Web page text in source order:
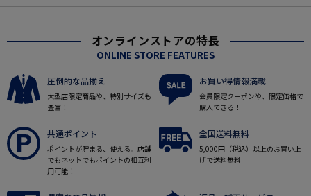
オンラインストアの特長
ONLINE STORE FEATURES
圧倒的な品揃え
大型店限定商品や、特別サイズも
豊富！
お買い得情報満載
会員限定クーポンや、限定価格で
購入できる！
共通ポイント
ポイントが貯まる、使える。店舗
でもネットでもポイントの相互利
用可能！
全国送料無料
5,000円（税込）以上のお買い上
げで送料無料